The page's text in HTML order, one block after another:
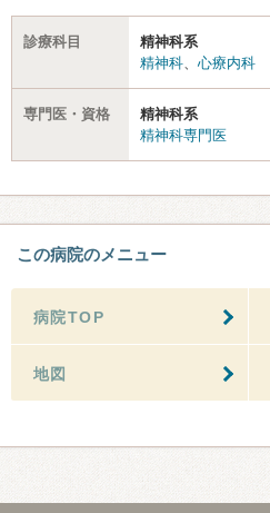
診療科目
精神科系
精神科、 心療内科
専門医・資格
精神科系
精神科専門医
この病院のメニュー
病院TOP
地図